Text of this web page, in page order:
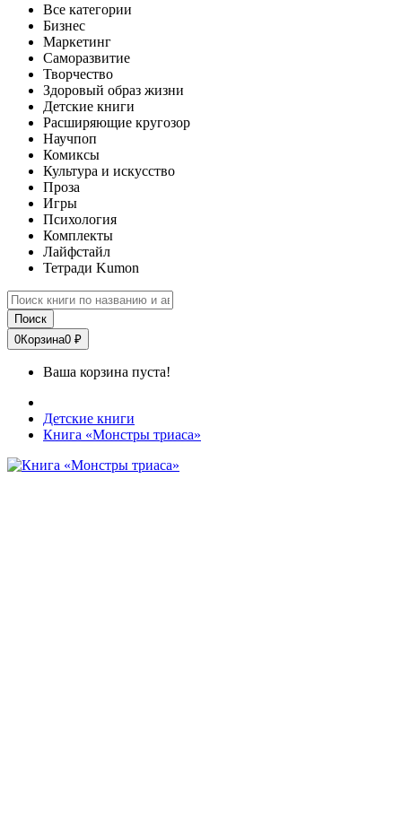
Все категории
Бизнес
Маркетинг
Саморазвитие
Творчество
Здоровый образ жизни
Детские книги
Расширяющие кругозор
Научпоп
Комиксы
Культура и искусство
Проза
Игры
Психология
Комплекты
Лайфстайл
Тетради Kumon
Поиск
0Корзина0 ₽
Ваша корзина пуста!
Детские книги
Книга «Монстры триаса»